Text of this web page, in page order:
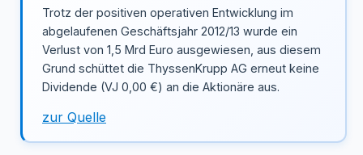
Trotz der positiven operativen Entwicklung im
abgelaufenen Geschäftsjahr 2012/13 wurde ein
Verlust von 1,5 Mrd Euro ausgewiesen, aus diesem
Grund schüttet die ThyssenKrupp AG erneut keine
Dividende (VJ 0,00 €) an die Aktionäre aus.
zur Quelle